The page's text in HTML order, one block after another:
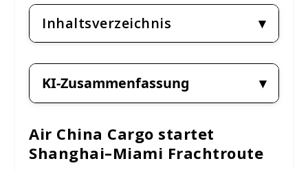
Inhaltsverzeichnis
KI-Zusammenfassung
Air China Cargo startet
Shanghai–Miami Frachtroute